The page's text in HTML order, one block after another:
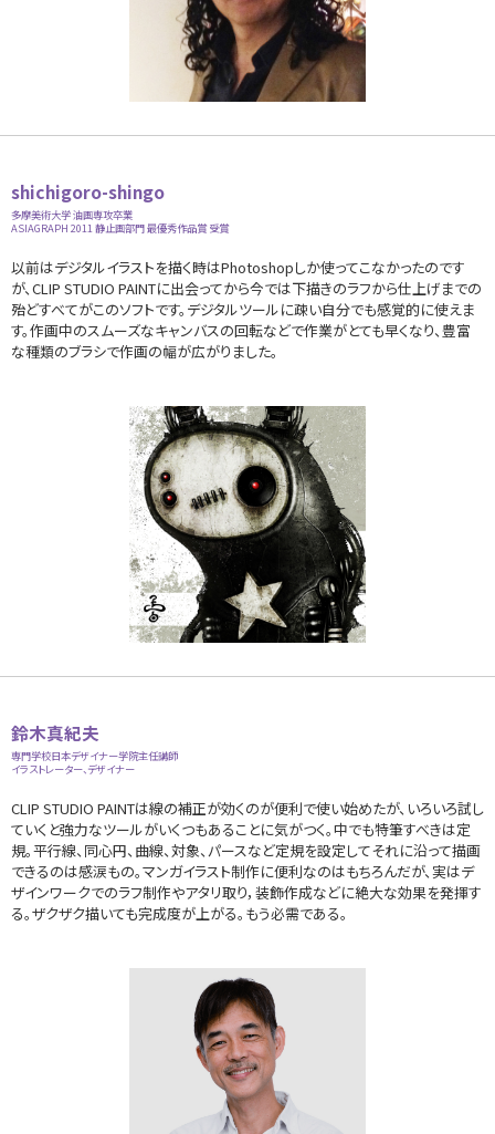
shichigoro-shingo
多摩美術大学 油画専攻卒業
ASIAGRAPH 2011 静止画部門 最優秀作品賞 受賞
以前はデジタルイラストを描く時はPhotoshopしか使ってこなかったのです
が、CLIP STUDIO PAINTに出会ってから今では下描きのラフから仕上げまでの
殆どすべてがこのソフトです。デジタルツールに疎い自分でも感覚的に使えま
す。作画中のスムーズなキャンバスの回転などで作業がとても早くなり、豊富
な種類のブラシで作画の幅が広がりました。
鈴木真紀夫
専門学校日本デザイナー学院主任講師
イラストレーター、デザイナー
CLIP STUDIO PAINTは線の補正が効くのが便利で使い始めたが、いろいろ試し
ていくと強力なツールがいくつもあることに気がつく。中でも特筆すべきは定
規。平行線、同心円、曲線、対象、パースなど定規を設定してそれに沿って描画
できるのは感涙もの。マンガイラスト制作に便利なのはもちろんだが、実はデ
ザインワークでのラフ制作やアタリ取り，装飾作成などに絶大な効果を発揮す
る。ザクザク描いても完成度が上がる。もう必需である。